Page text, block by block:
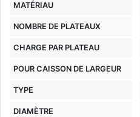
MATÉRIAU
NOMBRE DE PLATEAUX
CHARGE PAR PLATEAU
POUR CAISSON DE LARGEUR
TYPE
DIAMÈTRE